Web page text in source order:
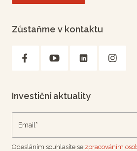
Zůstaňme v kontaktu
Investiční aktuality
Odesláním souhlasíte se zpracováním